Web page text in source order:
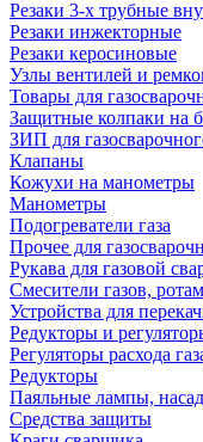
Резаки 3-х трубные
Резаки инжекторные
Резаки керосиновые
Узлы вентилей и
Товары для
Защитные колпаки на
ЗИП для
Клапаны
Кожухи на манометры
Манометры
Подогреватели газа
Прочее для
Рукава для газовой
Смесители газов,
Устройства для
Редукторы и
Регуляторы расхода
Редукторы
Паяльные лампы,
Средства защиты